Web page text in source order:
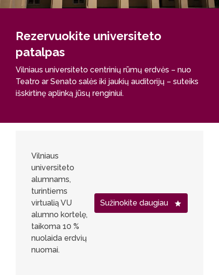
Rezervuokite universiteto
patalpas
Vilniaus universiteto centrinių rūmų erdvės – nuo
Teatro ar Senato salės iki jaukių auditorijų – suteiks
išskirtinę aplinką jūsų renginiui.
Vilniaus
universiteto
alumnams,
turintiems
virtualią VU
alumno kortelę,
taikoma 10 %
nuolaida erdvių
nuomai.
Sužinokite daugiau